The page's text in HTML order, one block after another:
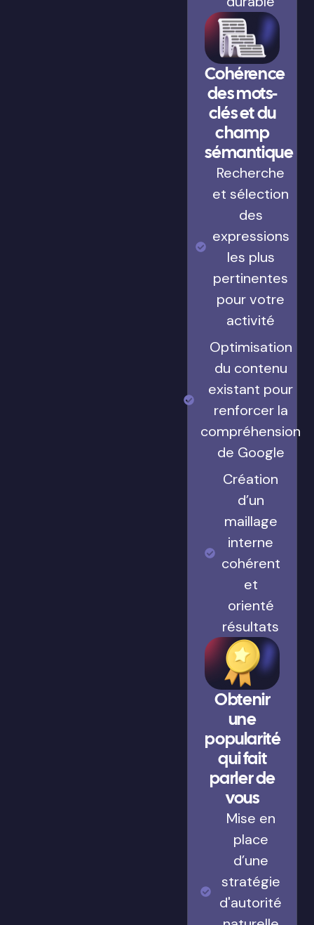
Cohérence
des mots-
clés et du
champ
sémantique
Recherche
et sélection
des
expressions
les plus
pertinentes
pour votre
activité
Optimisation
du contenu
existant pour
renforcer la
compréhension
de Google
Création
d’un
maillage
interne
cohérent
et
orienté
résultats
Obtenir
une
popularité
qui fait
parler de
vous
Mise en
place
d’une
stratégie
d'autorité